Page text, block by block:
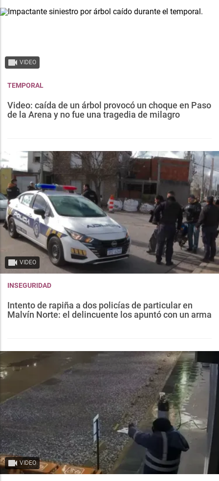
VIDEO
TEMPORAL
Video: caída de un árbol provocó un choque en Paso
de la Arena y no fue una tragedia de milagro
VIDEO
INSEGURIDAD
Intento de rapiña a dos policías de particular en
Malvín Norte: el delincuente los apuntó con un arma
VIDEO